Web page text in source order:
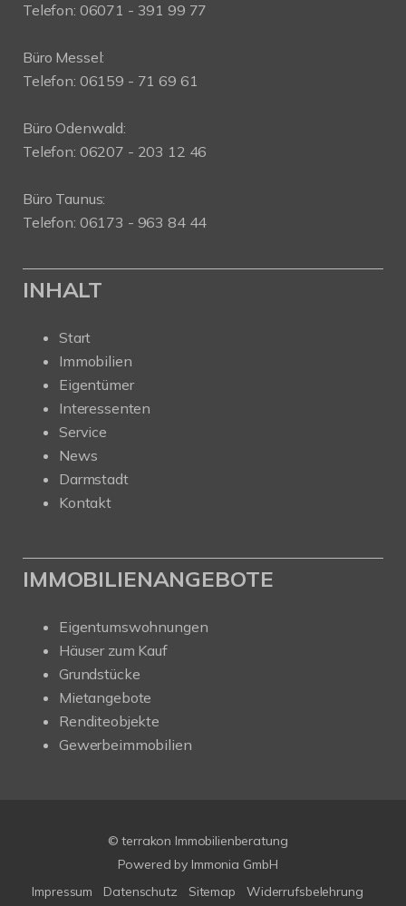
Telefon: 06071 - 391 99 77
Büro Messel:
Telefon: 06159 - 71 69 61
Büro Odenwald:
Telefon: 06207 - 203 12 46
Büro Taunus:
Telefon: 06173 - 963 84 44
INHALT
Start
Immobilien
Eigentümer
Interessenten
Service
News
Darmstadt
Kontakt
IMMOBILIENANGEBOTE
Eigentumswohnungen
Häuser zum Kauf
Grundstücke
Mietangebote
Renditeobjekte
Gewerbeimmobilien
© terrakon Immobilienberatung
Powered by Immonia GmbH
Impressum
Datenschutz Sitemap Widerrufsbelehrung